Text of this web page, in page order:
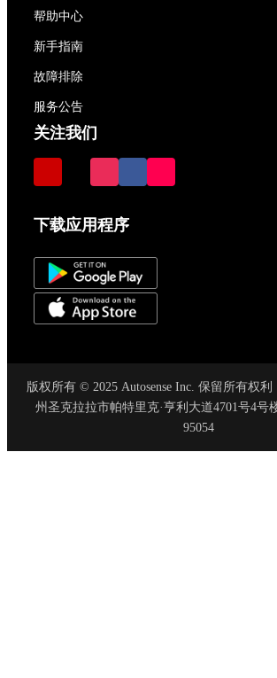
帮助中心
新手指南
故障排除
服务公告
关注我们
下载应用程序
版权所有 © 2025 Autosense Inc. 保留所有权利
州圣克拉拉市帕特里克·亨利大道4701号4号
95054